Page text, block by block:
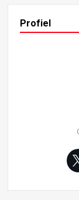
op 11
ep in hun
er met de
aats: Killer
es en dient
d. Uitgerust
e armen,
Profiel